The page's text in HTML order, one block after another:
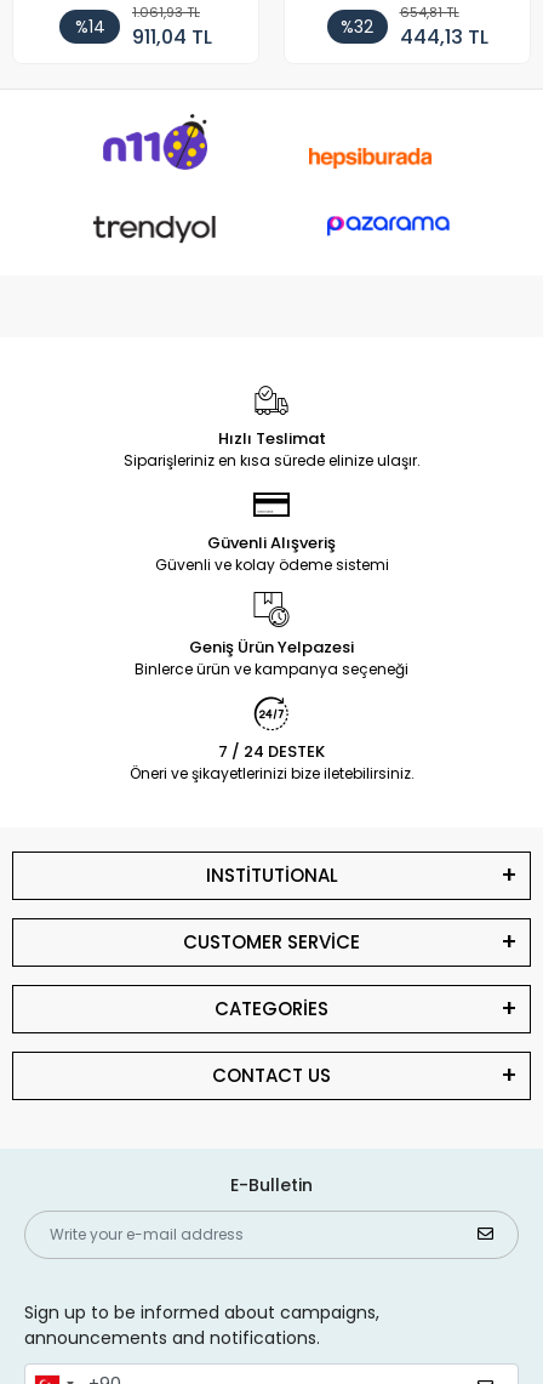
%14
1.061,93 TL
911,04 TL %32
654,81 TL
444,13 TL
Hızlı Teslimat
Siparişleriniz en kısa sürede elinize ulaşır.
Güvenli Alışveriş
Güvenli ve kolay ödeme sistemi
Geniş Ürün Yelpazesi
Binlerce ürün ve kampanya seçeneği
7 / 24 DESTEK
Öneri ve şikayetlerinizi bize iletebilirsiniz.
INSTİTUTİONAL
CUSTOMER SERVİCE
CATEGORİES
CONTACT US
E-Bulletin
Sign up to be informed about campaigns,
announcements and notifications.